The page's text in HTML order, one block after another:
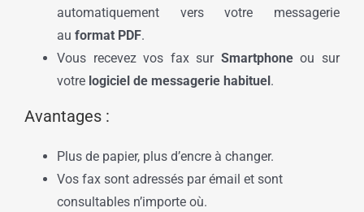
automatiquement vers votre messagerie
au format PDF.
Vous recevez vos fax sur Smartphoneou sur
votre logiciel de messagerie habituel.
Avantages :
Plus de papier, plus d’encre à changer.
Vos fax sont adressés par émail et sont
consultables n’importe où.